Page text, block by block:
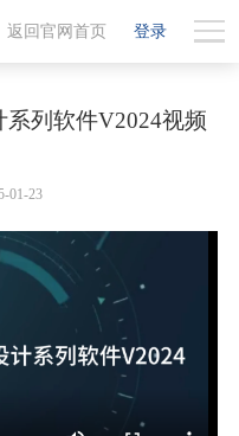
登录
返回官网首页
列软件V2024视频
01-23